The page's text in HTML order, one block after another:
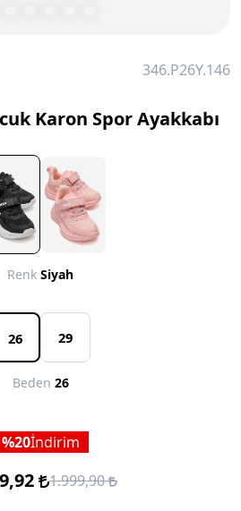
346.P26Y.146
Karon Spor Ayakkabı
Renk Siyah
26 29
Beden 26
20İndirim
1.999,90